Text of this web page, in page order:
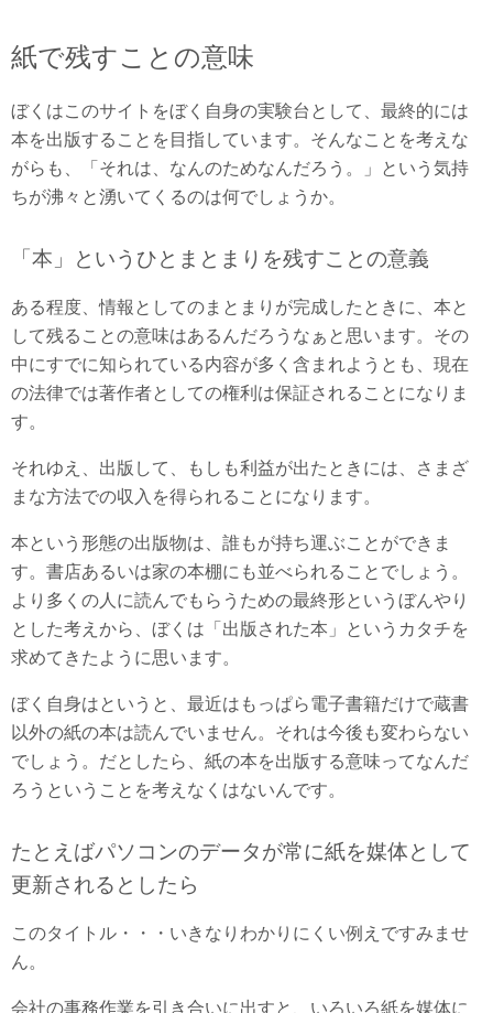
紙で残すことの意味
ぼくはこのサイトをぼく自身の実験台として、最終的には
本を出版することを目指しています。そんなことを考えな
がらも、「それは、なんのためなんだろう。」という気持
ちが沸々と湧いてくるのは何でしょうか。
「本」というひとまとまりを残すことの意義
ある程度、情報としてのまとまりが完成したときに、本と
して残ることの意味はあるんだろうなぁと思います。その
中にすでに知られている内容が多く含まれようとも、現在
の法律では著作者としての権利は保証されることになりま
す。
それゆえ、出版して、もしも利益が出たときには、さまざ
まな方法での収入を得られることになります。
本という形態の出版物は、誰もが持ち運ぶことができま
す。書店あるいは家の本棚にも並べられることでしょう。
より多くの人に読んでもらうための最終形というぼんやり
とした考えから、ぼくは「出版された本」というカタチを
求めてきたように思います。
ぼく自身はというと、最近はもっぱら電子書籍だけで蔵書
以外の紙の本は読んでいません。それは今後も変わらない
でしょう。だとしたら、紙の本を出版する意味ってなんだ
ろうということを考えなくはないんです。
たとえばパソコンのデータが常に紙を媒体として
更新されるとしたら
このタイトル・・・いきなりわかりにくい例えですみませ
ん。
会社の事務作業を引き合いに出すと、いろいろ紙を媒体に